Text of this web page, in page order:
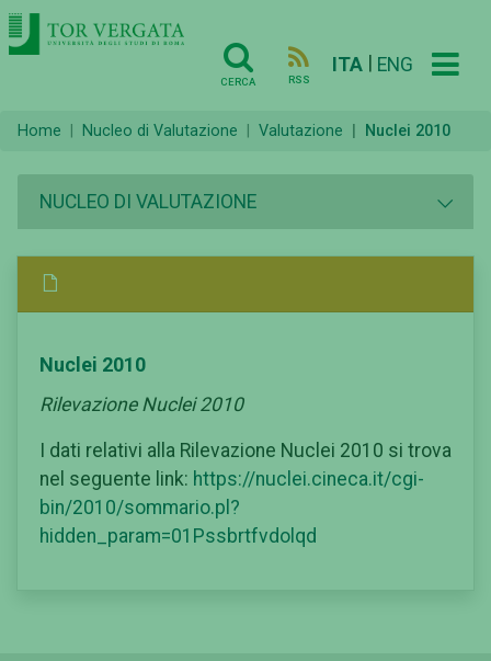
CERCA RSS
ITA ENG
Home Nucleo di Valutazione Valutazione Nuclei 2010
NUCLEO DI VALUTAZIONE
Nuclei 2010
Rilevazione Nuclei 2010
I dati relativi alla Rilevazione Nuclei 2010 si trova
nel seguente link: https://nuclei.cineca.it/cgi-
bin/2010/sommario.pl?
hidden_param=01Pssbrtfvdolqd